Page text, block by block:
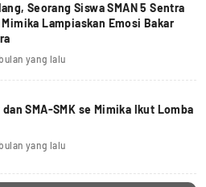
Seorang Siswa SMAN 5 Sentra
Lampiaskan Emosi Bakar
yang lalu
dan SMA-SMK se Mimika Ikut Lomba
yang lalu